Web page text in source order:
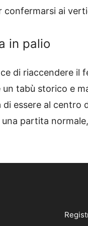
confermarsi ai
in palio
di riaccendere il
tabù storico e
di essere al centro
una partita